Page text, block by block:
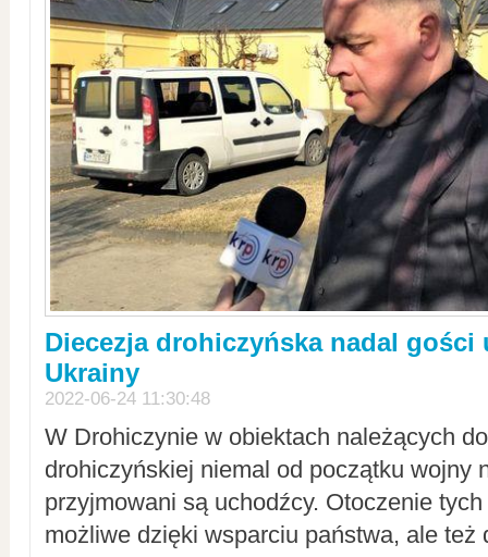
Diecezja drohiczyńska nadal gości
Ukrainy
2022-06-24 11:30:48
W Drohiczynie w obiektach należących
drohiczyńskiej niemal od początku wojny
przyjmowani są uchodźcy. Otoczenie
możliwe dzięki wsparciu państwa, ale też